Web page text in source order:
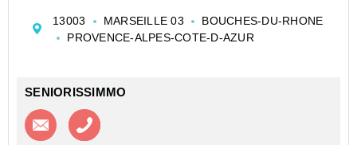
ETUDIANTE DE TYPE T1 DE 20 M² À MARSEILLE -
GSA - MARSEILLE - LA PHOCÉENNE - GSA
13003 MARSEILLE 03
BOUCHES-DU-RHONE
PROVENCE-ALPES-COTE-D-AZUR
SENIORISSIMMO
Contacter l'agence